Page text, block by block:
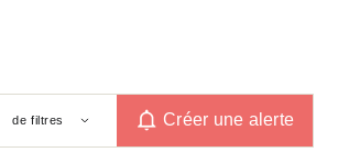
de filtres Créer une alerte